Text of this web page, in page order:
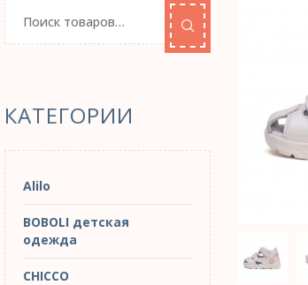
КАТЕГОРИИ
Alilo
BOBOLI детская
одежда
CHICCO